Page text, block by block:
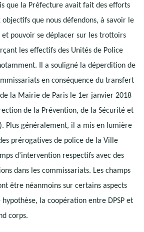
que la Préfecture avait fait des efforts
que nous défendons, à savoir le
pouvoir se déplacer sur les trottoirs
les effectifs des Unités de Police
Il a souligné la déperdition de
en conséquence du transfert
la Mairie de Paris le 1er janvier 2018
de la Prévention, de la Sécurité et
Plus généralement, il a mis en lumière
prérogatives de police de la Ville
d’intervention respectifs avec des
dans les commissariats. Les champs
être néanmoins sur certains aspects
la coopération entre DPSP et
corps.